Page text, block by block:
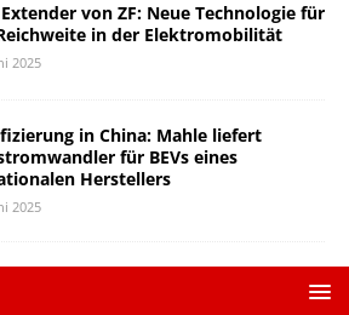
Extender von ZF: Neue Technologie für
in der Elektromobilität
2025
in China: Mahle liefert
für BEVs eines
Herstellers
2025